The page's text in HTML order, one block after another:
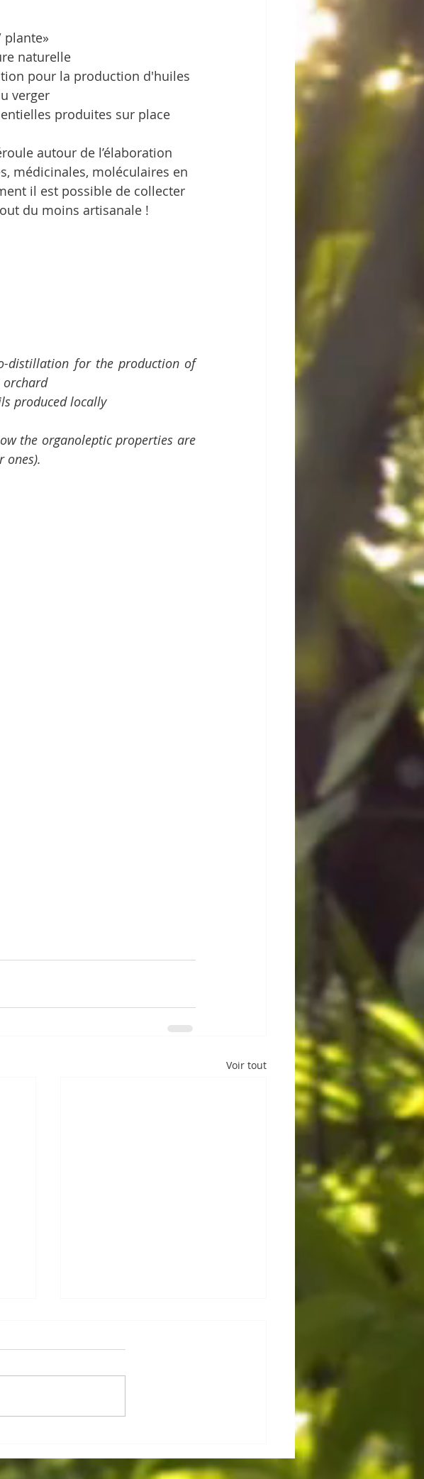
naturelle
pour la production d'huiles
verger
produites sur place
autour de l’élaboration
médicinales, moléculaires en
il est possible de collecter
du moins artisanale !
distillation for the production of
produced locally
the organoleptic properties are
ones).
Voir tout
Mariamman, la Déesse Amma !